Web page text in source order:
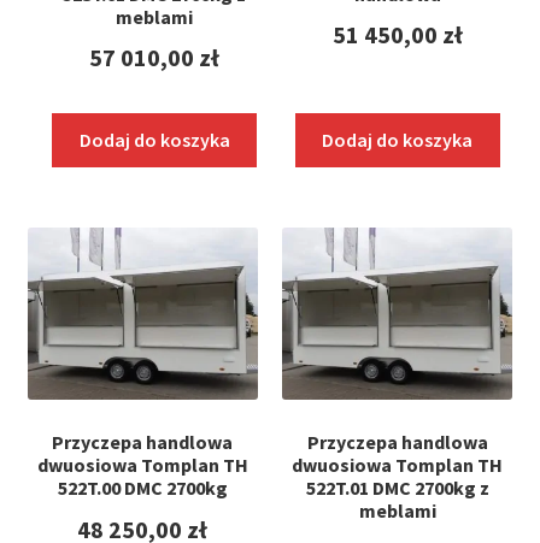
meblami
57 010,00 zł
Dodaj do koszyka
51 450,00 zł
Dodaj do koszyka
Przyczepa handlowa
dwuosiowa Tomplan TH
522T.00 DMC 2700kg
48 250,00 zł
Przyczepa handlowa
dwuosiowa Tomplan TH
522T.01 DMC 2700kg z
meblami